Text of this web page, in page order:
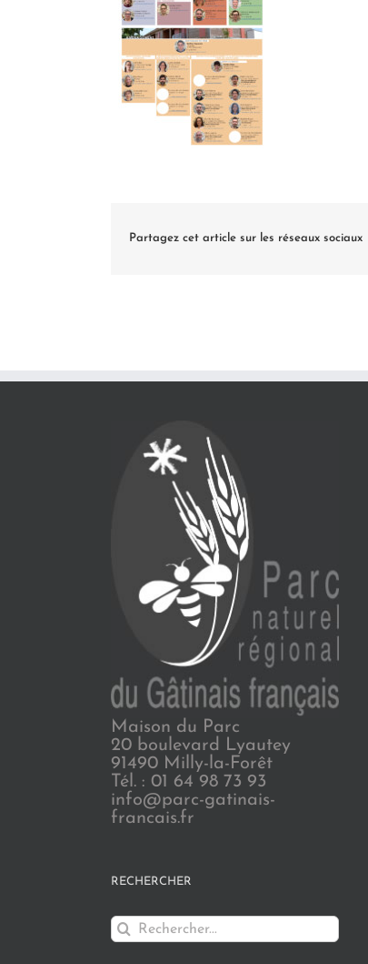
Partagez cet article sur les réseaux sociaux
Maison du Parc
20 boulevard Lyautey
91490 Milly-la-Forêt
Tél. : 01 64 98 73 93
info@parc-gatinais-
francais.fr
RECHERCHER
Rechercher: